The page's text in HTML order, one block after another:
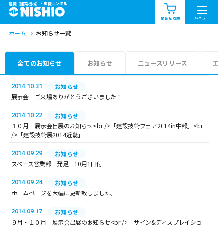
建機（建設機械）・重機レンタル
問合せ依頼 メニュー
商品一覧 お知らせ一覧
問合せ依頼リスト
エリア情報を見る
九州・沖縄（外部）
ホーム お知らせ一覧
全てのお知らせ お知らせ ニュースリリース
2014.10.31
お知らせ
展示会 ご来場ありがとうございました！
2014.10.22
お知らせ
１０月 展示会出展のお知らせ<br />「建設技術フェア2014in中部」<br
/>「建設技術展2014近畿」
2014.09.29
お知らせ
スペース営業部 発足 10月1日付
2014.09.24
お知らせ
ホームページを大幅に更新致しました。
2014.09.17
お知らせ
９月・１０月 展示会出展のお知らせ<br />「サイン&ディスプレイショ